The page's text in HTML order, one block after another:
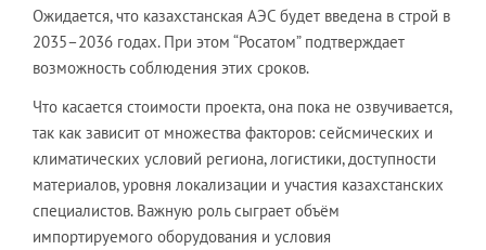
Ожидается, что казахстанская АЭС будет введена в строй в
2035–2036 годах. При этом “Росатом” подтверждает
возможность соблюдения этих сроков.
Что касается стоимости проекта, она пока не озвучивается,
так как зависит от множества факторов: сейсмических и
климатических условий региона, логистики, доступности
материалов, уровня локализации и участия казахстанских
специалистов. Важную роль сыграет объём
импортируемого оборудования и условия